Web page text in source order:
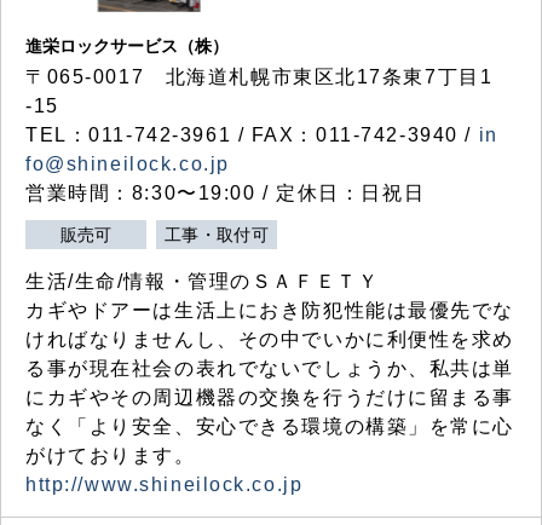
進栄ロックサービス（株）
〒065-0017 北海道札幌市東区北17条東7丁目1
-15
TEL：011-742-3961 / FAX：011-742-3940 / in
fo@shineilock.co.jp
営業時間：8:30〜19:00 / 定休日：日祝日
販売可 工事・取付可
生活/生命/情報・管理のＳＡＦＥＴＹ
カギやドアーは生活上におき防犯性能は最優先でな
ければなりませんし、その中でいかに利便性を求め
る事が現在社会の表れでないでしょうか、私共は単
にカギやその周辺機器の交換を行うだけに留まる事
なく「より安全、安心できる環境の構築」を常に心
がけております。
http://www.shineilock.co.jp